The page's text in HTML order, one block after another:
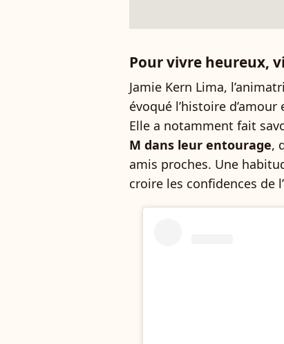
Pour vivre heureux,
Jamie Kern Lima,
évoqué l’histoire
Elle a notamment fait
M dans leur entourage,
amis proches. Une
croire les confidences de